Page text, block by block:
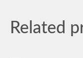
Related